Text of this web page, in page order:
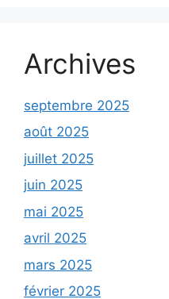
Archives
septembre 2025
août 2025
juillet 2025
juin 2025
mai 2025
avril 2025
mars 2025
février 2025